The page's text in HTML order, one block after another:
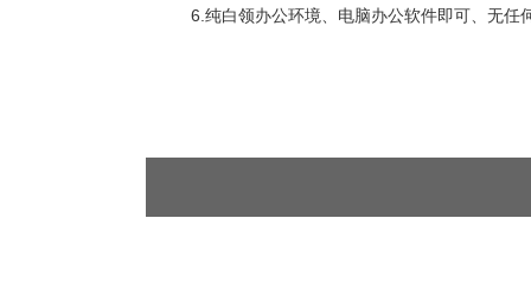
6.纯白领办公环境、电脑办公软件即可、无任